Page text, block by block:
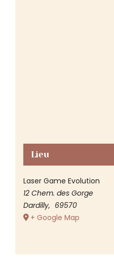
Lieu
Laser Game Evolution
12 Chem. des Gorge
Dardilly, 69570
+ Google Map